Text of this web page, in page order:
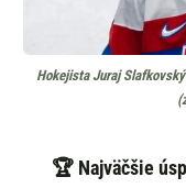
Hokejista Juraj
🏆 Najväčšie